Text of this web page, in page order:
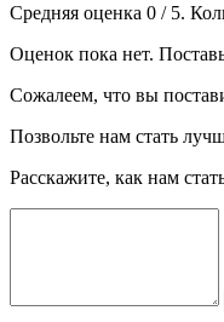
Средняя оценка 0 / 5.
Оценок пока нет.
Сожалеем, что вы
Позвольте нам стать
Расскажите, как нам